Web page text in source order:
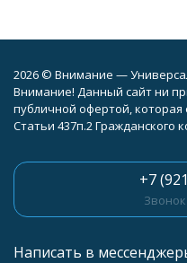
2026 © Внимание —
Внимание! Данный сайт ни
публичной офертой,
Статьи 437п.2 Гражданского
+7
Написать в